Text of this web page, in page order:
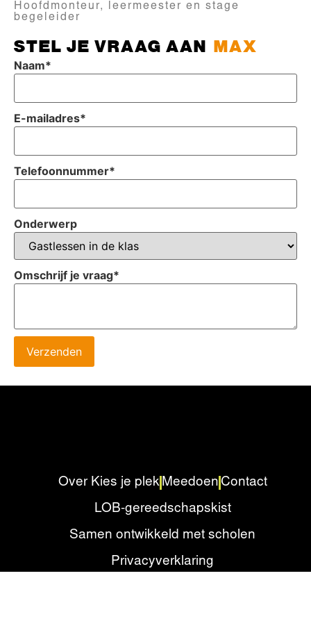
Hoofdmonteur, leermeester en stage
begeleider
STEL JE VRAAG AAN MAX
Naam*
E-mailadres*
Telefoonnummer*
Onderwerp
Omschrijf je vraag*
Verzenden
Over Kies je plek Meedoen Contact
LOB-gereedschapskist
Samen ontwikkeld met scholen
Privacyverklaring